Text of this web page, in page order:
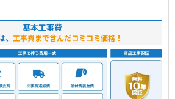
基本工事費
、 工事費まで含んだコミコミ価格！